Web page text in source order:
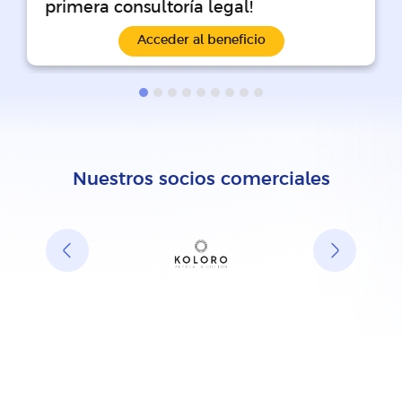
primera consultoría legal!
Acceder al beneficio
Nuestros socios comerciales